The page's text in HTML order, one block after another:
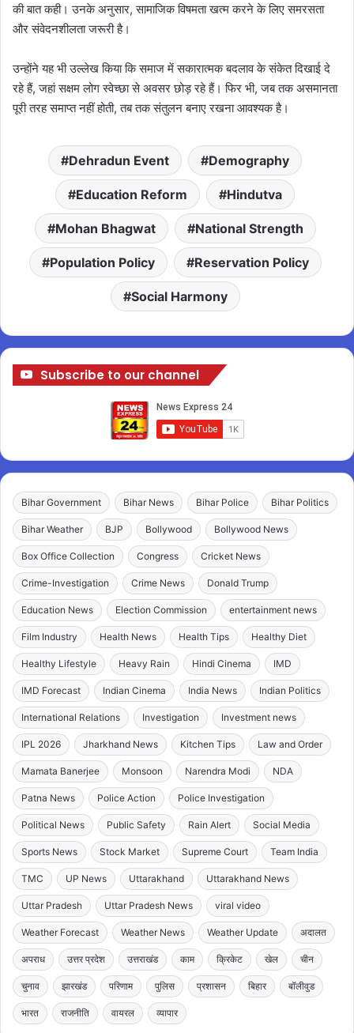
की बात कही। उनके अनुसार, सामाजिक विषमता खत्म करने के लिए समरसता
और संवेदनशीलता जरूरी है।
उन्होंने यह भी उल्लेख किया कि समाज में सकारात्मक बदलाव के संकेत दिखाई दे
रहे हैं, जहां सक्षम लोग स्वेच्छा से अवसर छोड़ रहे हैं। फिर भी, जब तक असमानता
पूरी तरह समाप्त नहीं होती, तब तक संतुलन बनाए रखना आवश्यक है।
Dehradun Event Demography
Education Reform Hindutva
Mohan Bhagwat National Strength
Population Policy Reservation Policy
Social Harmony
Subscribe to our channel
Bihar Government Bihar News Bihar Police Bihar Politics
Bihar Weather BJP Bollywood Bollywood News
Box Office Collection Congress Cricket News
Crime-Investigation Crime News Donald Trump
Education News Election Commission entertainment news
Film Industry Health News Health Tips Healthy Diet
Healthy Lifestyle Heavy Rain Hindi Cinema IMD
IMD Forecast Indian Cinema India News Indian Politics
International Relations Investigation Investment news
IPL 2026 Jharkhand News Kitchen Tips Law and Order
Mamata Banerjee Monsoon Narendra Modi NDA
Patna News Police Action Police Investigation
Political News Public Safety Rain Alert Social Media
Sports News Stock Market Supreme Court Team India
TMC UP News Uttarakhand Uttarakhand News
Uttar Pradesh Uttar Pradesh News viral video
Weather Forecast Weather News Weather Update अदालत
अपराध उत्तर प्रदेश उत्तराखंड काम क्रिकेट खेल चीन
चुनाव झारखंड परिणाम पुलिस प्रशासन बिहार बॉलीवुड
भारत राजनीति वायरल व्यापार